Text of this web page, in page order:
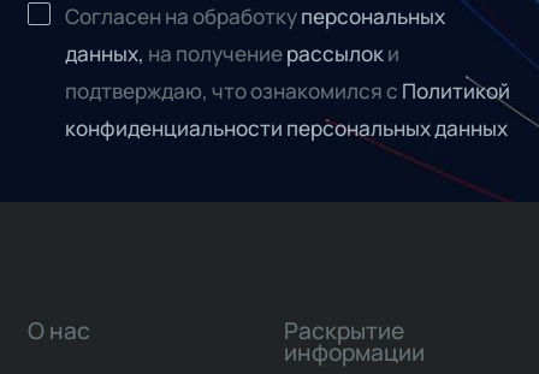
Согласен на обработкуперсональных
данных, на получениерассылок и
подтверждаю, что ознакомился с Политикой
конфиденциальности персональных данных
О нас Раскрытие
информации